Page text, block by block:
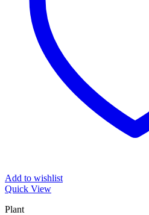
Add to wishlist
Quick View
Plant